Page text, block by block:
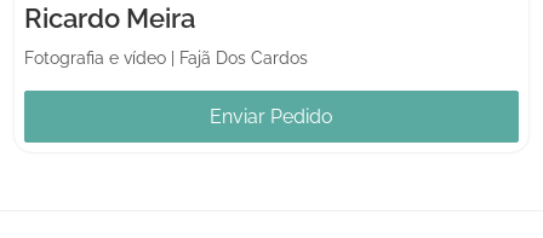
Ricardo Meira
Fotografia e vídeo Fajã Dos Cardos
Enviar Pedido